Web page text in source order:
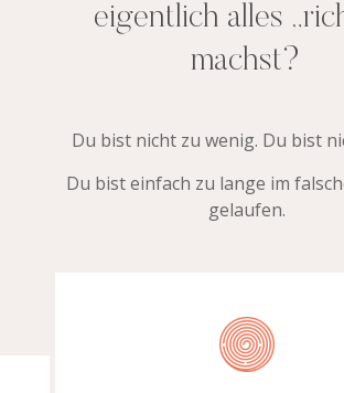
eigentlich alles
machst?
Du bist nicht zu wenig. Du bist
Du bist einfach zu lange im
gelaufen.